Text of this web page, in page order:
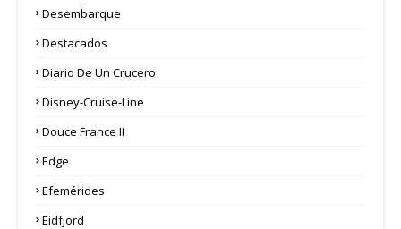
Desembarque
Destacados
Diario De Un Crucero
Disney-Cruise-Line
Douce France II
Edge
Efemérides
Eidfjord